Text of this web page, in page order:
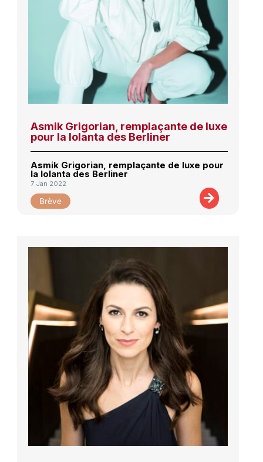
Asmik Grigorian, remplaçante de luxe
pour la Iolanta des Berliner
Asmik Grigorian, remplaçante de luxe pour
la Iolanta des Berliner
7 Jan 2022
Brève